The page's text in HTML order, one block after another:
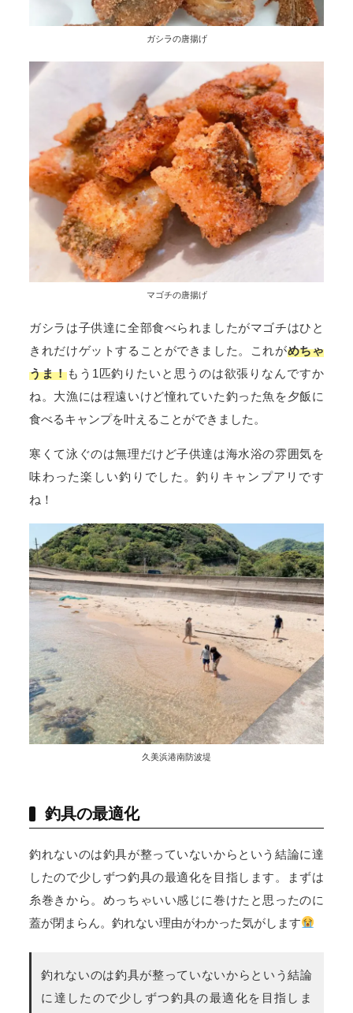
ガシラの唐揚げ
マゴチの唐揚げ
ガシラは子供達に全部食べられましたがマゴチはひと
きれだけゲットすることができました。これがめちゃ
うま！もう1匹釣りたいと思うのは欲張りなんですか
ね。大漁には程遠いけど憧れていた釣った魚を夕飯に
食べるキャンプを叶えることができました。
寒くて泳ぐのは無理だけど子供達は海水浴の雰囲気を
味わった楽しい釣りでした。釣りキャンプアリです
ね！
久美浜港南防波堤
釣具の最適化
釣れないのは釣具が整っていないからという結論に達
したので少しずつ釣具の最適化を目指します。まずは
糸巻きから。めっちゃいい感じに巻けたと思ったのに
蓋が閉まらん。釣れない理由がわかった気がします
釣れないのは釣具が整っていないからという結論
に達したので少しずつ釣具の最適化を目指しま